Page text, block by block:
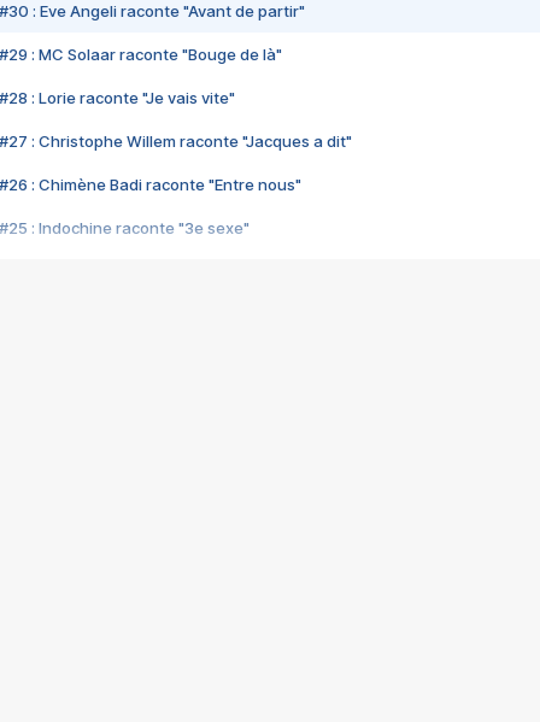
#30 : Eve Angeli raconte "Avant de partir"
#29 : MC Solaar raconte "Bouge de là"
#28 : Lorie raconte "Je vais vite"
#27 : Christophe Willem raconte "Jacques a dit"
#26 : Chimène Badi raconte "Entre nous"
#25 : Indochine raconte "3e sexe"